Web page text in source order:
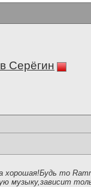
Серёгин
то
музыку,зависит